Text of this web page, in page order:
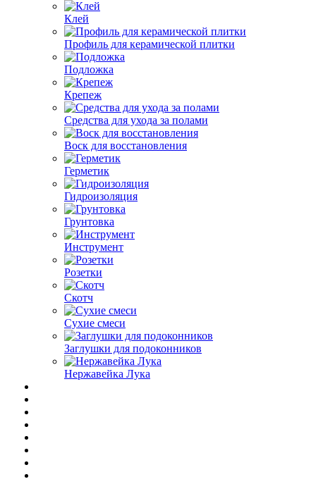
Клей
Профиль для керамической плитки
Подложка
Крепеж
Средства для ухода за полами
Воск для восстановления
Герметик
Гидроизоляция
Грунтовка
Инструмент
Розетки
Скотч
Сухие смеси
Заглушки для подоконников
Нержавейка Лука